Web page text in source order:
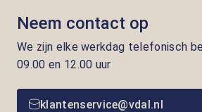
Neem contact op
We zijn elke werkdag telefonisch
09.00 en 12.00 uur
klantenservice@vdal.nl